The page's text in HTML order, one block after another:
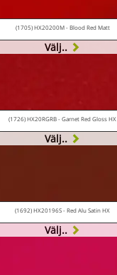
(1705) HX20200M - Blood Red Matt
Välj..
(1726) HX20RGRB - Garnet Red Gloss HX
Välj..
(1692) HX20196S - Red Alu Satin HX
Välj..